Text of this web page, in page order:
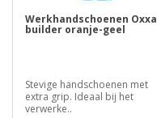
Werkhandschoenen Oxxa
builder oranje-geel
Stevige handschoenen met
extra grip. Ideaal bij het
verwerke..